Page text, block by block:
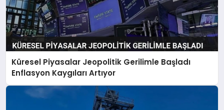
Küresel Piyasalar Jeopolitik Gerilimle Başladı
Enflasyon Kaygıları Artıyor